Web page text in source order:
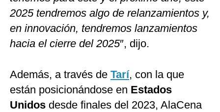
2025 tendremos algo de relanzamientos y,
en innovación, tendremos lanzamientos
hacia el cierre del 2025″, dijo.
Además, a través de Tarí, con la que
están posicionándose en Estados
Unidos desde finales del 2023, AlaCena